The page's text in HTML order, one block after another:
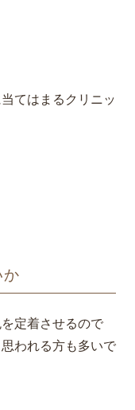
てはまるクリニッ
か
定着させるので
われる方も多いで